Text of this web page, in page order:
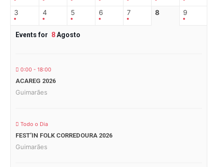
3 4 5 6 7 8 9
Events for 8Agosto
0:00 - 18:00
ACAREG 2026
Guimarães
Todo o Dia
FEST’IN FOLK CORREDOURA 2026
Guimarães